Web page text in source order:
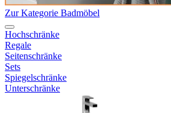
Zur Kategorie Badmöbel
Hochschränke
Regale
Seitenschränke
Sets
Spiegelschränke
Unterschränke